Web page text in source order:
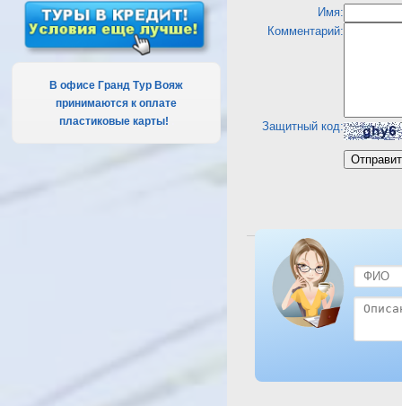
В офисе Гранд Тур Вояж
принимаются к оплате
пластиковые карты!
Имя:
Комментарий:
Защитный код:
Посмотреть отель El